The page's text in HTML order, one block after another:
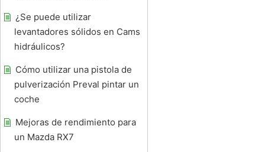
¿Se puede utilizar
levantadores sólidos en Cams
hidráulicos?
Cómo utilizar una pistola de
pulverización Preval pintar un
coche
Mejoras de rendimiento para
un Mazda RX7